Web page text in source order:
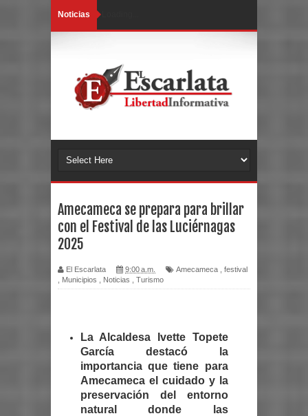
Noticias
Amecameca se prepara para brillar
con el Festival de las Luciérnagas
2025
El Escarlata 9:00 a.m. Amecameca
festival
Municipios Noticias Turismo
La Alcaldesa Ivette Topete
García destacó la
importancia que tiene para
Amecameca el cuidado y la
preservación del entorno
natural donde las